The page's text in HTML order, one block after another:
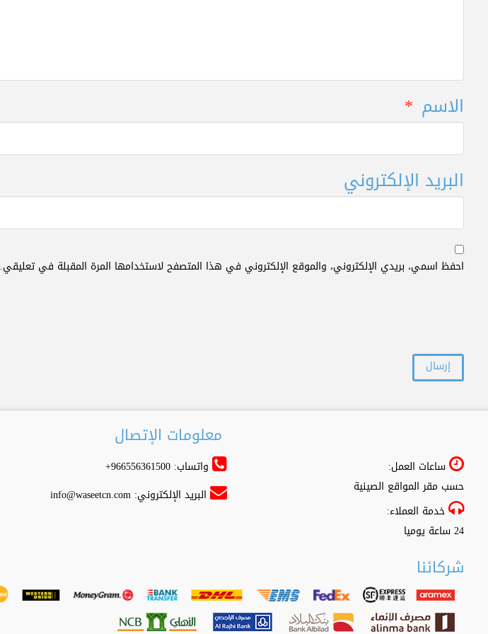
الاسم *
البريد الإلكتروني
احفظ اسمي، بريدي الإلكتروني، والموقع الإلكتروني في هذا المتصفح لاستخدامها المرة المقبلة في تعليقي.
معلومات الإتصال
واتساب: 966556361500+
البريد الإلكتروني: info@waseetcn.com
ساعات العمل:
حسب مقر المواقع الصينية
خدمة العملاء:
24 ساعة يوميا
شركائنا